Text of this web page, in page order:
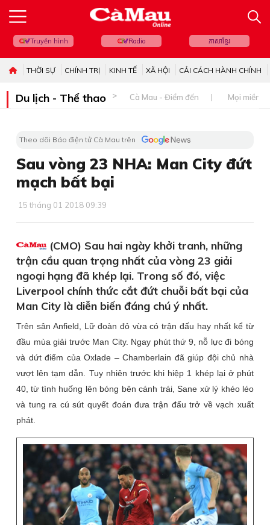
Truyền hình Radio ភាសាខ្មែរ
THỜI SỰ CHÍNH TRỊ KINH TẾ XÃ HỘI CẢI CÁCH HÀNH CHÍNH
Du lịch - Thể thao Cà Mau - Điểm đến Mọi miền
Theo dõi Báo điện tử Cà Mau trên
Sau vòng 23 NHA: Man City đứt
mạch bất bại
15 tháng 01 2018 09:39
(CMO) Sau hai ngày khởi tranh, những
trận cầu quan trọng nhất của vòng 23 giải
ngoại hạng đã khép lại. Trong số đó, việc
Liverpool chính thức cắt đứt chuỗi bất bại của
Man City là diễn biến đáng chú ý nhất.
Trên sân Anfield, Lữ đoàn đỏ vừa có trận đấu hay nhất kể từ
đầu mùa giải trước Man City. Ngay phút thứ 9, nỗ lực đi bóng
và dứt điểm của Oxlade – Chamberlain đã giúp đội chủ nhà
vượt lên tạm dẫn. Tuy nhiên trước khi hiệp 1 khép lại ở phút
40, từ tình huống lên bóng bên cánh trái, Sane xử lý khéo léo
và tung ra cú sút quyết đoán đưa trận đấu trở về vạch xuất
phát.